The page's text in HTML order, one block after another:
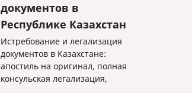
документов в
Республике Казахстан
Истребование и легализация
документов в Казахстане:
апостиль на оригинал, полная
консульская легализация,